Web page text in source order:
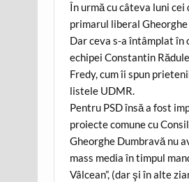
În urmă cu câteva luni
primarul liberal
Dar ceva s-a întâmplat în
echipei Constantin
Fredy, cum îi spun
listele UDMR.
Pentru PSD însă a fost
proiecte comune cu
Gheorghe Dumbravă nu
mass media în timpul
Vâlcean”, (dar şi în alte